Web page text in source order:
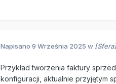
Napisano 9 Września 2025 w
Przykład tworzenia faktury
konfiguracji, aktualnie przyjętym